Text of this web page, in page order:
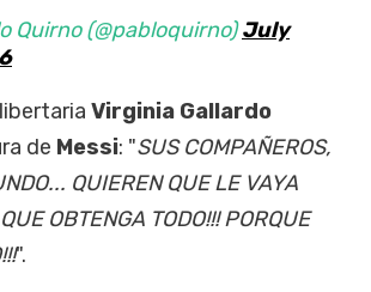
Quirno (@pabloquirno)July
Virginia Gallardo
de Messi: "SUS COMPAÑEROS,
QUIEREN QUE LE VAYA
OBTENGA TODO!!! PORQUE
".